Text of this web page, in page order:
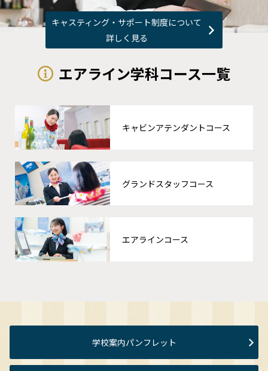
キャスティング・サポート制度について
詳しく見る
エアライン学科コース一覧
キャビンアテンダントコース
グランドスタッフコース
エアラインコース
学校案内パンフレット